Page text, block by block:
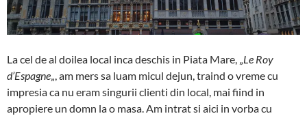
La cel de al doilea local inca deschis in Piata Mare, „Le Roy
d’Espagne„, am mers sa luam micul dejun, traind o vreme cu
impresia ca nu eram singurii clienti din local, mai fiind in
apropiere un domn la o masa. Am intrat si aici in vorba cu